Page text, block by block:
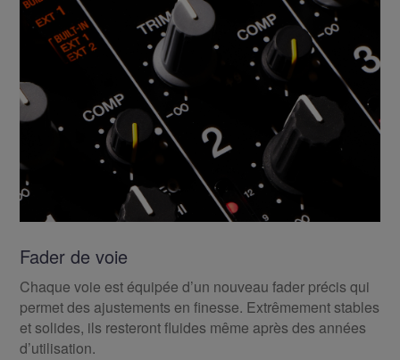
Fader de voie
Chaque voie est équipée d’un nouveau fader précis qui
permet des ajustements en finesse. Extrêmement stables
et solides, ils resteront fluides même après des années
d’utilisation.